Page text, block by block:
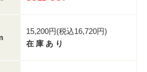
15,200円(税込16,720円)
在 庫 あ り